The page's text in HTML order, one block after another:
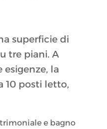
superficie di
tre piani. A
esigenze, la
10 posti letto,
e bagno